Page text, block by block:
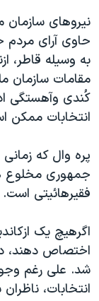
حقوق شهروندی
اقتصادی
علم و فناوری
اسرائیل در جنگ
گالری عکس
آرشیو پخش زنده
انتخابات ریاست
حمله جمهوری
رمز مهسا
ورزش زنان در
اعتراضات زن،
مجموعه
تریبونال مردمی
دادگاه حمید نوری
چهل سال
قانون شفافیت
اعتراضات مردمی
زبانهای
نيروهای
حاوی آرای
به وسيله قاطر،
مقامات سازمان
کُندی وآهستگی
انتخابات ممکن
پره وال که زمانی
جمهوری مخلوع
فقيرهائيتی است.
شد. علی رغم
انتخابات،